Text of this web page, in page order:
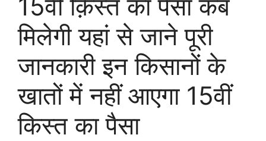
15वीं क़िस्त का पैसा कब
मिलेगी यहां से जाने पूरी
जानकारी इन किसानों के
खातों में नहीं आएगा 15वीं
किस्त का पैसा